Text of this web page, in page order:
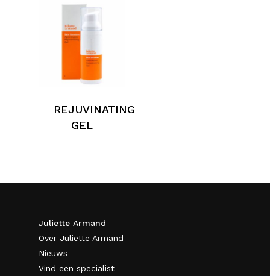
REJUVINATING
GEL
Juliette Armand
Over Juliette Armand
Nieuws
Vind een specialist